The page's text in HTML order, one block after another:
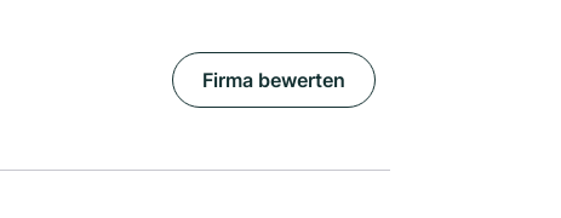
Firma bewerten